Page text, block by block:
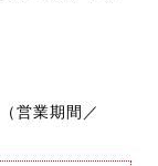
営業期間／